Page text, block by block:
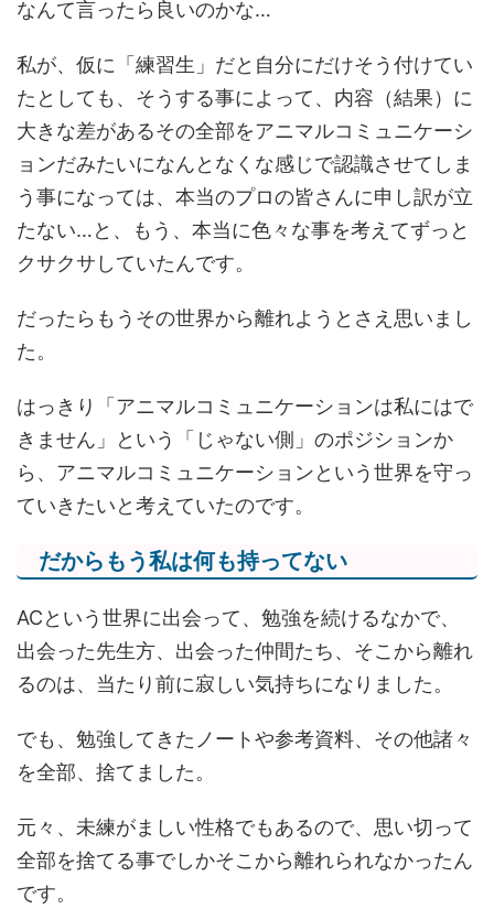
なんて言ったら良いのかな…
私が、仮に「練習生」だと自分にだけそう付けてい
たとしても、そうする事によって、内容（結果）に
大きな差があるその全部をアニマルコミュニケーシ
ョンだみたいになんとなくな感じで認識させてしま
う事になっては、本当のプロの皆さんに申し訳が立
たない…と、もう、本当に色々な事を考えてずっと
クサクサしていたんです。
だったらもうその世界から離れようとさえ思いまし
た。
はっきり「アニマルコミュニケーションは私にはで
きません」という「じゃない側」のポジションか
ら、アニマルコミュニケーションという世界を守っ
ていきたいと考えていたのです。
だからもう私は何も持ってない
ACという世界に出会って、勉強を続けるなかで、
出会った先生方、出会った仲間たち、そこから離れ
るのは、当たり前に寂しい気持ちになりました。
でも、勉強してきたノートや参考資料、その他諸々
を全部、捨てました。
元々、未練がましい性格でもあるので、思い切って
全部を捨てる事でしかそこから離れられなかったん
です。